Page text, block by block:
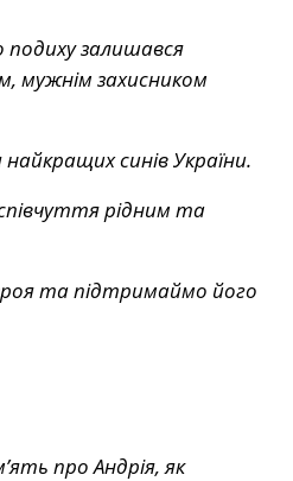
подиху залишався
мужнім захисником
синів України.
рідним та
та підтримаймо його
про Андрія, як